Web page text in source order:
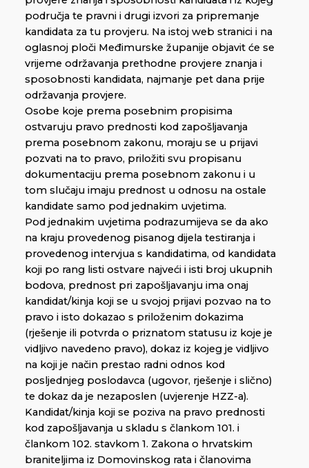
područja te pravni i drugi izvori za pripremanje
kandidata za tu provjeru. Na istoj web stranici i na
oglasnoj ploči Međimurske županije objavit će se
vrijeme održavanja prethodne provjere znanja i
sposobnosti kandidata, najmanje pet dana prije
održavanja provjere.
Osobe koje prema posebnim propisima
ostvaruju pravo prednosti kod zapošljavanja
prema posebnom zakonu, moraju se u prijavi
pozvati na to pravo, priložiti svu propisanu
dokumentaciju prema posebnom zakonu i u
tom slučaju imaju prednost u odnosu na ostale
kandidate samo pod jednakim uvjetima.
Pod jednakim uvjetima podrazumijeva se da ako
na kraju provedenog pisanog dijela testiranja i
provedenog intervjua s kandidatima, od kandidata
koji po rang listi ostvare najveći i isti broj ukupnih
bodova, prednost pri zapošljavanju ima onaj
kandidat/kinja koji se u svojoj prijavi pozvao na to
pravo i isto dokazao s priloženim dokazima
(rješenje ili potvrda o priznatom statusu iz koje je
vidljivo navedeno pravo), dokaz iz kojeg je vidljivo
na koji je način prestao radni odnos kod
posljednjeg poslodavca (ugovor, rješenje i slično)
te dokaz da je nezaposlen (uvjerenje HZZ-a).
Kandidat/kinja koji se poziva na pravo prednosti
kod zapošljavanja u skladu s člankom 101. i
člankom 102. stavkom 1. Zakona o hrvatskim
braniteljima iz Domovinskog rata i članovima